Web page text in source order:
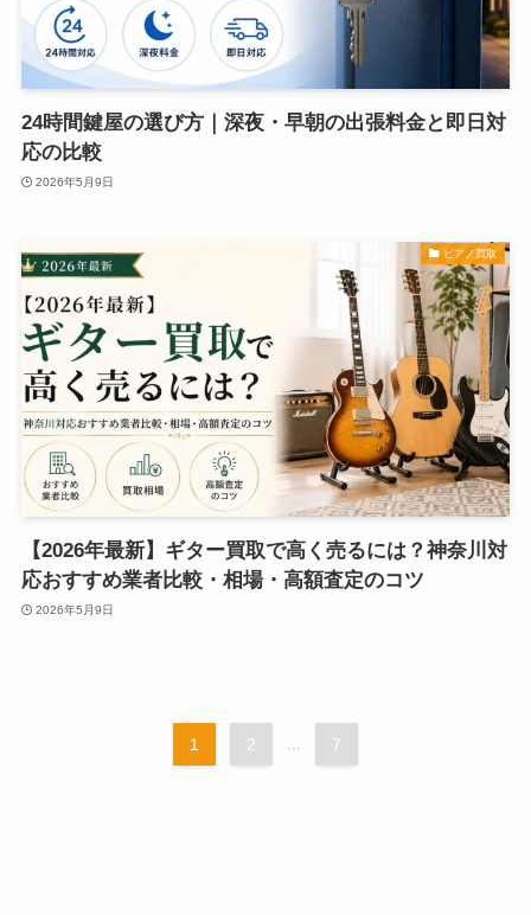
24時間鍵屋の選び方｜深夜・早朝の出張料金と即日対
応の比較
2026年5月9日
ピアノ買取
【2026年最新】ギター買取で高く売るには？神奈川対
応おすすめ業者比較・相場・高額査定のコツ
2026年5月9日
1 2 ... 7